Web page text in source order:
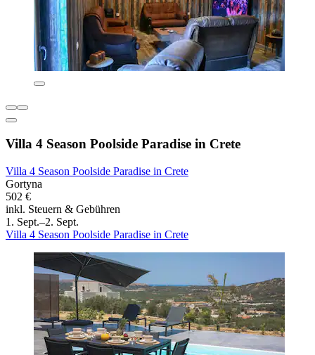
Villa 4 Season Poolside Paradise in Crete
Villa 4 Season Poolside Paradise in Crete
Gortyna
502 €
inkl. Steuern & Gebühren
1. Sept.–2. Sept.
Villa 4 Season Poolside Paradise in Crete